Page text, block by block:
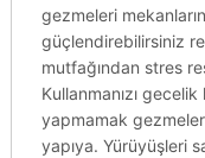
gezmeleri
güçlendirebilirsiniz
mutfağından stres
Kullanmanızı
yapmamak
yapıya. Yürüyüşleri